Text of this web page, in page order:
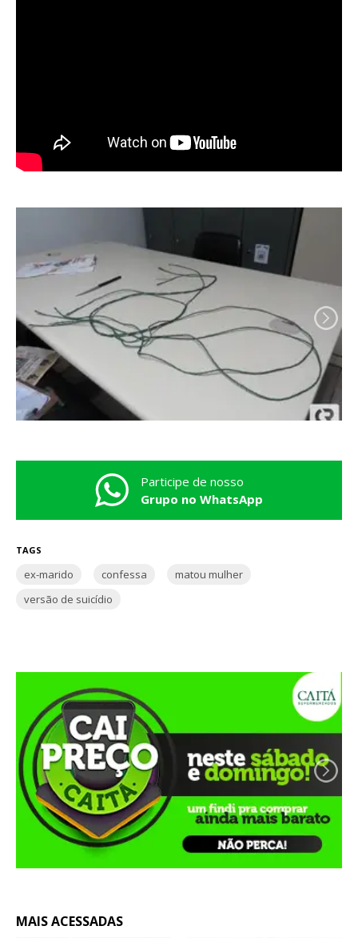
Participe de nosso
Grupo no WhatsApp
TAGS
ex-marido confessa
matou mulher
versão de suicídio
MAIS ACESSADAS